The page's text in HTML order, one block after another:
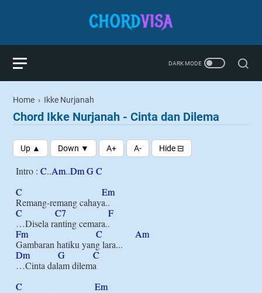
Home › Ikke Nurjanah
Chord Ikke Nurjanah - Cinta dan Dilema
Intro : C..Am..DmGC
C
Em
C
C7
F
Fm
C
Am
Dm
G
C
…Cinta dalam dilema
C
Em